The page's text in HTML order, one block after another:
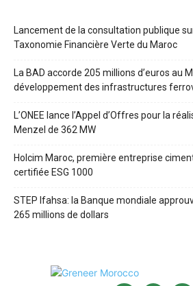
Lancement de la consultation publique
Taxonomie Financière Verte du Maroc
La BAD accorde 205 millions d’euros au
développement des infrastructures
L’ONEE lance l’Appel d’Offres pour la
Menzel de 362 MW
Holcim Maroc, première entreprise
certifiée ESG 1000
STEP Ifahsa: la Banque mondiale
265 millions de dollars